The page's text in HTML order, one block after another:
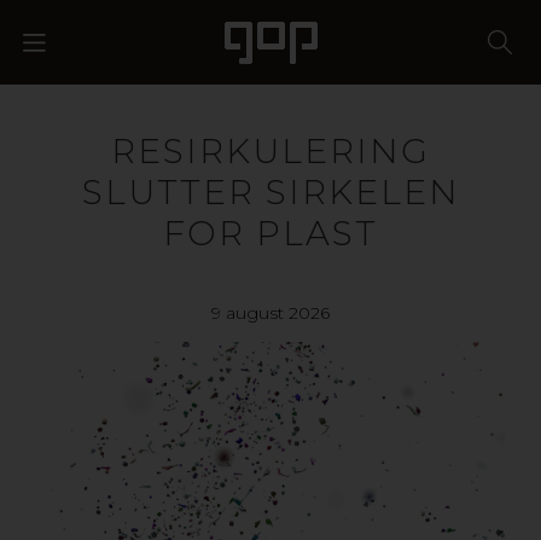
RESIRKULERING
SLUTTER SIRKELEN
FOR PLAST
9 august 2026